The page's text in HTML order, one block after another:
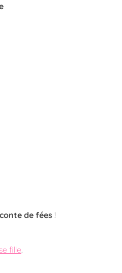
conte de fées !
fille.